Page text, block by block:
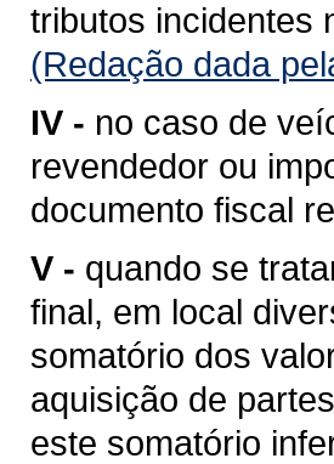
tributos incidentes
(Redação dada
IV - no caso de
revendedor ou
documento fiscal
V - quando se
final, em local
somatório dos
aquisição de
este somatório